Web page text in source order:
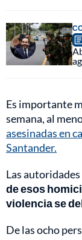
Es importante
semana, al
asesinadas en
Santander.
Las autoridades
de esos
violencia se
De las ocho